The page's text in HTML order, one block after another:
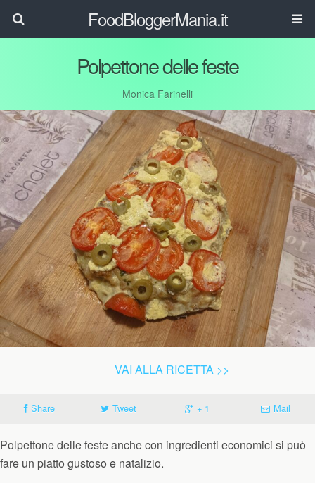
FoodBloggerMania.it
Polpettone delle feste
Monica Farinelli
VAI ALLA RICETTA >>
Share Tweet + 1 Mail
Polpettone delle feste anche con ingredienti economici si può
fare un piatto gustoso e natalizio.